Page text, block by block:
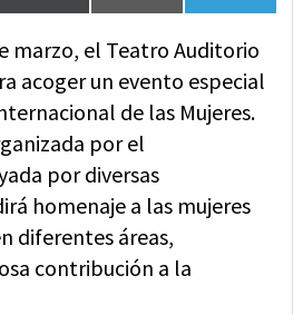
en
(Twitter) en
en
marzo, el Teatro Auditorio
acoger un evento especial
de las Mujeres.
por el
por diversas
homenaje a las mujeres
diferentes áreas,
contribución a la